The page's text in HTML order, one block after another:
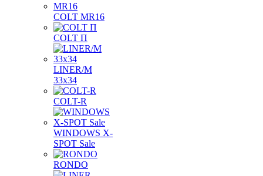
COLT MR16
COLT П
LINER/М
33х34
COLT-R
WINDOWS X-
SPOT Sale
RONDO